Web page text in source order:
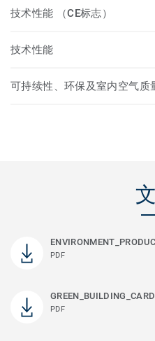
技术性能 （CE标志）
技术性能
可持续性、环保及室内空气质
PDF
GREEN_BUILDING_CARD
PDF